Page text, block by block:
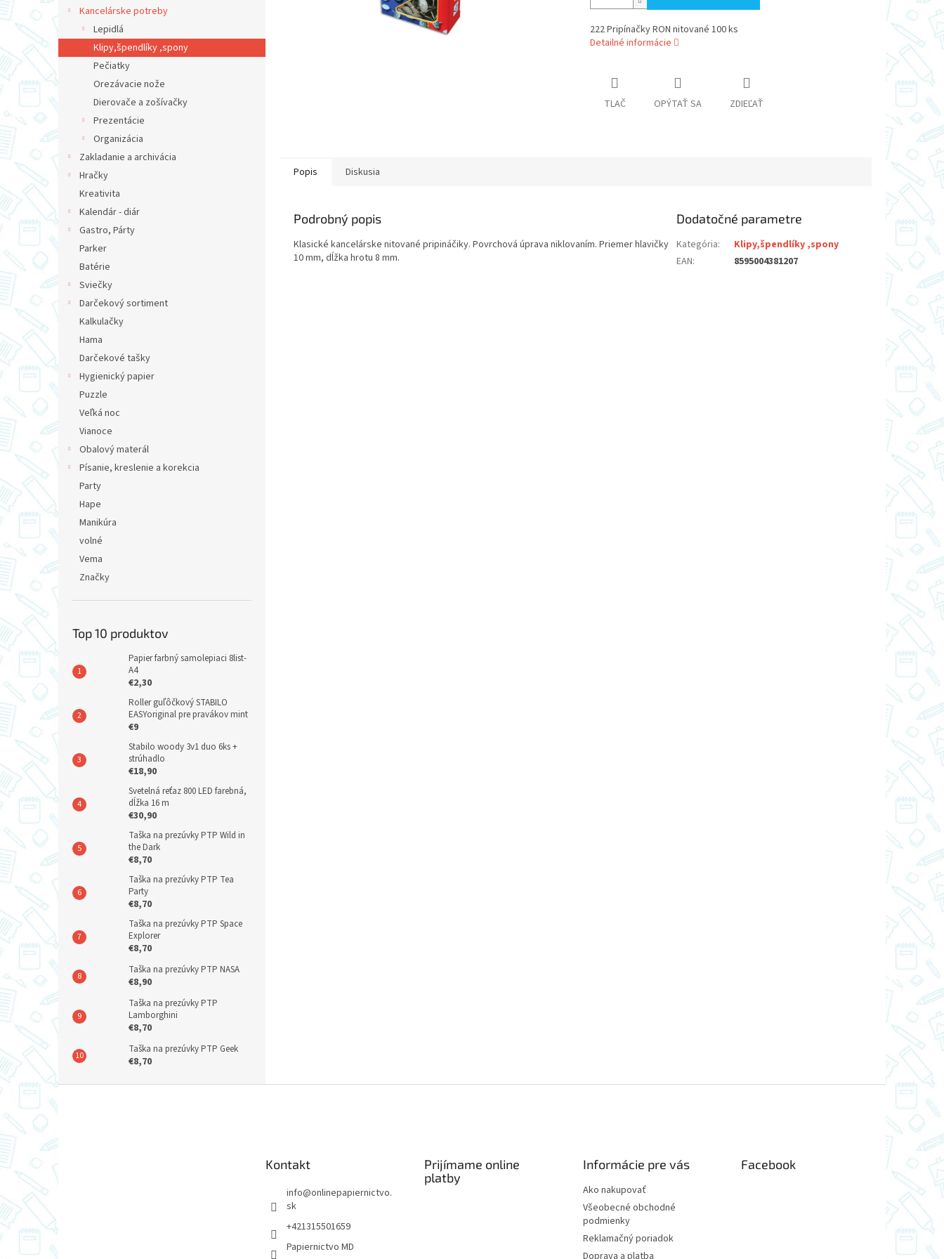
Kancelárske potreby
Lepidlá
Klipy,špendlíky ,spony
Pečiatky
Orezávacie nože
Dierovače a zošívačky
Prezentácie
Organizácia
Zakladanie a archivácia
Hračky
Kreativita
Kalendár - diár
Gastro, Párty
Parker
Batérie
Sviečky
Darčekový sortiment
Kalkulačky
Hama
Darčekové tašky
Hygienický papier
Puzzle
Veľká noc
Vianoce
Obalový materál
Písanie, kreslenie a korekcia
Party
Hape
Manikúra
volné
Vema
Značky
Top 10 produktov
Papier farbný samolepiaci 8list-
A4
€2,30
Roller guľôčkový STABILO
EASYoriginal pre pravákov mint
€9
Stabilo woody 3v1 duo 6ks +
strúhadlo
€18,90
Svetelná reťaz 800 LED farebná,
dĺžka 16 m
€30,90
Taška na prezúvky PTP Wild in
the Dark
€8,70
Taška na prezúvky PTP Tea
Party
€8,70
Taška na prezúvky PTP Space
Explorer
€8,70
Taška na prezúvky PTP NASA
€8,90
Taška na prezúvky PTP
Lamborghini
€8,70
Taška na prezúvky PTP Geek
€8,70
222 Pripínačky RON nitované 100 ks
Detailné informácie
TLAČ OPÝTAŤ SA ZDIEĽAŤ
Popis Diskusia
Podrobný popis
Klasické kancelárske nitované pripináčiky. Povrchová úprava niklovaním. Priemer hlavičky
10 mm, dĺžka hrotu 8 mm.
Dodatočné parametre
Kategória:
Klipy,špendlíky ,spony
EAN: 8595004381207
ä
t
i
Kontakt
info@onlinepapiernictvo.
sk
+421315501659
Papiernictvo MD
Prijímame online
platby
Informácie pre vás
Ako nakupovať
Všeobecné obchodné
podmienky
Reklamačný poriadok
Doprava a platba
Facebook